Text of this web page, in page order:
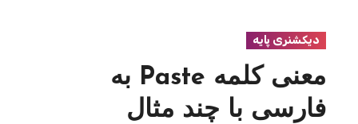
دیکشنری پایه
معنی کلمه Paste به
فارسی با چند مثال